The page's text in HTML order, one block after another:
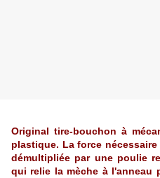
Original tire-bouchon à
plastique. La force
démultipliée par une poulie
qui relie la mèche à l'anneau